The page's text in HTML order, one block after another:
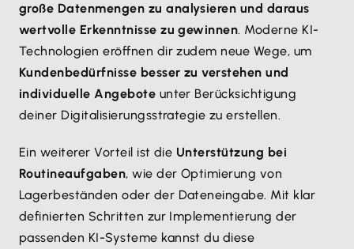
große Datenmengen zu analysieren und daraus
wertvolle Erkenntnisse zu gewinnen. Moderne KI-
Technologien eröffnen dir zudem neue Wege, um
Kundenbedürfnisse besser zu verstehen und
individuelle Angebote unter Berücksichtigung
deiner Digitalisierungsstrategie zu erstellen.
Ein weiterer Vorteil ist die Unterstützung bei
Routineaufgaben, wie der Optimierung von
Lagerbeständen oder der Dateneingabe. Mit klar
definierten Schritten zur Implementierung der
passenden KI-Systeme kannst du diese